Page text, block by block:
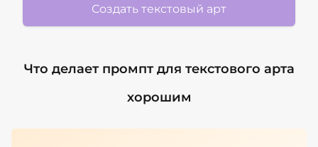
Создать текстовый арт
Что делает промпт для текстового арта
хорошим